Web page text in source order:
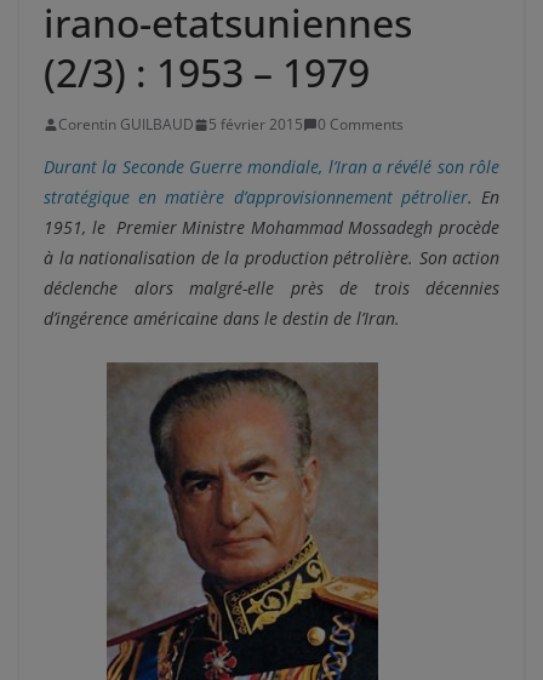
irano-etatsuniennes
(2/3) : 1953 – 1979
Corentin GUILBAUD 5 février 2015 0 Comments
Durant la Seconde Guerre mondiale, l’Iran a révélé son rôle
stratégique en matière d’approvisionnement pétrolier. En
1951, le Premier Ministre Mohammad Mossadegh procède
à la nationalisation de la production pétrolière. Son action
déclenche alors malgré-elle près de trois décennies
d’ingérence américaine dans le destin de l’Iran.